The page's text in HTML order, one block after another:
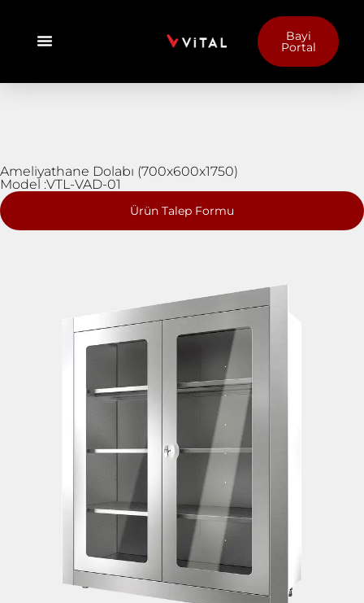
Bayi
Portal
Ameliyathane Dolabı (700x600x1750)
Model :VTL-VAD-01
Ürün Talep Formu